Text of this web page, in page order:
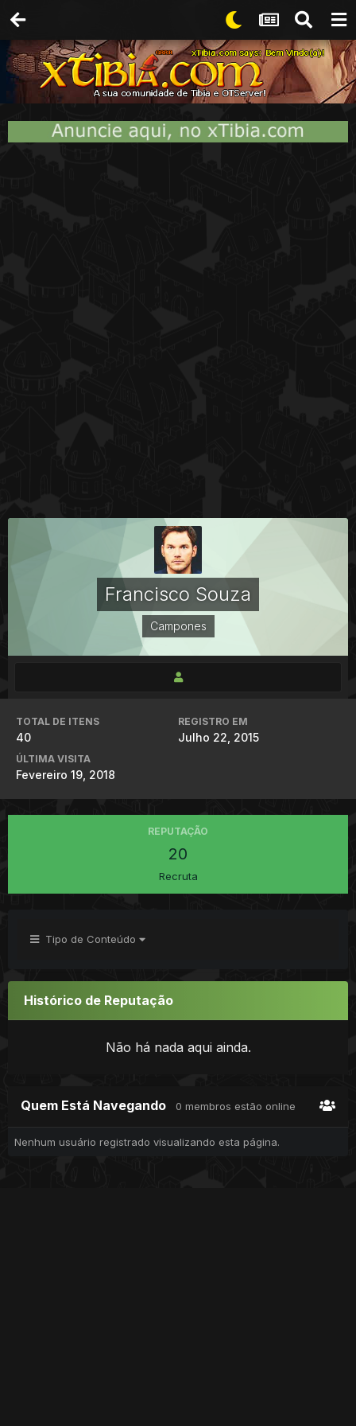
Francisco Souza
Campones
TOTAL DE ITENS
40
REGISTRO EM
Julho 22, 2015
ÚLTIMA VISITA
Fevereiro 19, 2018
REPUTAÇÃO
20
Recruta
Tipo de Conteúdo
Histórico de Reputação
Não há nada aqui ainda.
Quem Está Navegando 0 membros estão online
Nenhum usuário registrado visualizando esta página.